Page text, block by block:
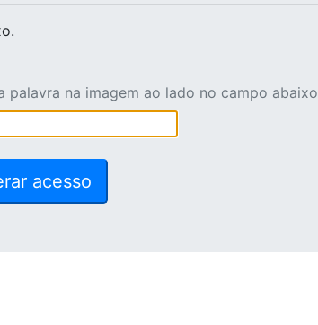
palavra na imagem ao lado no campo abaixo